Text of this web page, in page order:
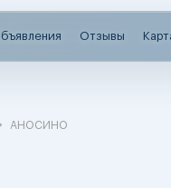
Отзывы
АНОСИНО